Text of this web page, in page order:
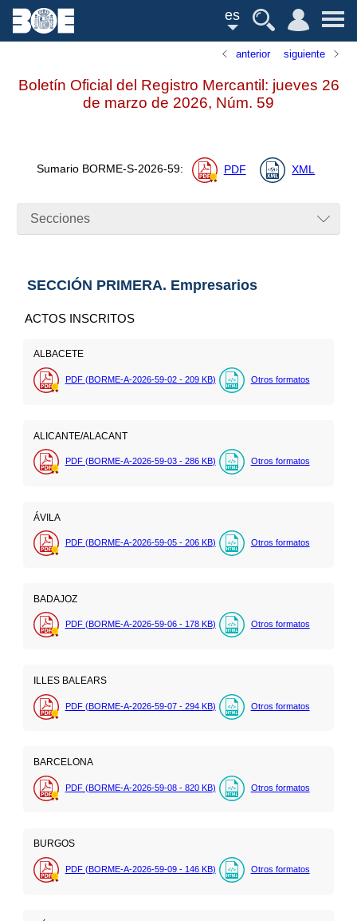
es
anterior siguiente
Boletín Oficial del Registro Mercantil: jueves 26
de marzo de 2026, Núm. 59
Sumario BORME-S-2026-59: PDF XML
Secciones
SECCIÓN PRIMERA. Empresarios
ACTOS INSCRITOS
ALBACETE
PDF (BORME-A-2026-59-02 - 209 KB) Otros formatos
ALICANTE/ALACANT
PDF (BORME-A-2026-59-03 - 286 KB) Otros formatos
ÁVILA
PDF (BORME-A-2026-59-05 - 206 KB) Otros formatos
BADAJOZ
PDF (BORME-A-2026-59-06 - 178 KB) Otros formatos
ILLES BALEARS
PDF (BORME-A-2026-59-07 - 294 KB) Otros formatos
BARCELONA
PDF (BORME-A-2026-59-08 - 820 KB) Otros formatos
BURGOS
PDF (BORME-A-2026-59-09 - 146 KB) Otros formatos